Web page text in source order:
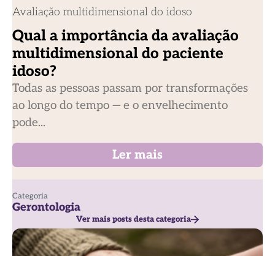
Avaliação multidimensional do idoso
Qual a importância da avaliação
multidimensional do paciente
idoso?
Todas as pessoas passam por transformações
ao longo do tempo — e o envelhecimento
pode...
Ler mais
Categoria
Gerontologia
Ver mais posts desta categoria